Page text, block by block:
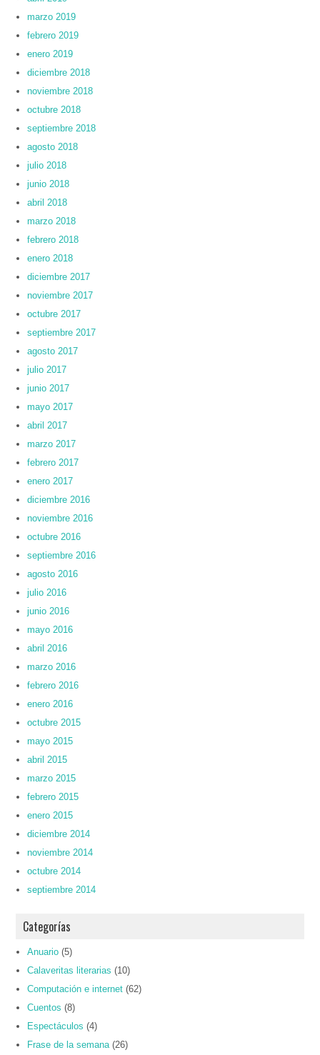
marzo 2019
febrero 2019
enero 2019
diciembre 2018
noviembre 2018
octubre 2018
septiembre 2018
agosto 2018
julio 2018
junio 2018
abril 2018
marzo 2018
febrero 2018
enero 2018
diciembre 2017
noviembre 2017
octubre 2017
septiembre 2017
agosto 2017
julio 2017
junio 2017
mayo 2017
abril 2017
marzo 2017
febrero 2017
enero 2017
diciembre 2016
noviembre 2016
octubre 2016
septiembre 2016
agosto 2016
julio 2016
junio 2016
mayo 2016
abril 2016
marzo 2016
febrero 2016
enero 2016
octubre 2015
mayo 2015
abril 2015
marzo 2015
febrero 2015
enero 2015
diciembre 2014
noviembre 2014
octubre 2014
septiembre 2014
Categorías
Anuario (5)
Calaveritas literarias (10)
Computación e internet (62)
Cuentos (8)
Espectáculos (4)
Frase de la semana (26)